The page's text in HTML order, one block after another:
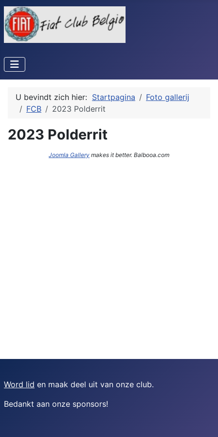
U bevindt zich hier: Startpagina
Foto gallerij
FCB
2023 Polderrit
2023 Polderrit
Joomla Gallery makes it better. Balbooa.com
Word lid en maak deel uit van onze club.
Bedankt aan onze sponsors!